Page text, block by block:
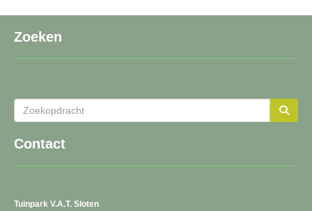
Zoeken
Contact
Tuinpark V.A.T. Sloten